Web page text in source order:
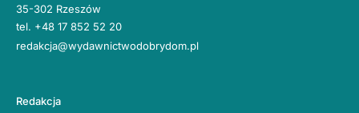
35-302 Rzeszów
tel. +48 17 852 52 20
redakcja@wydawnictwodobrydom.pl
Redakcja